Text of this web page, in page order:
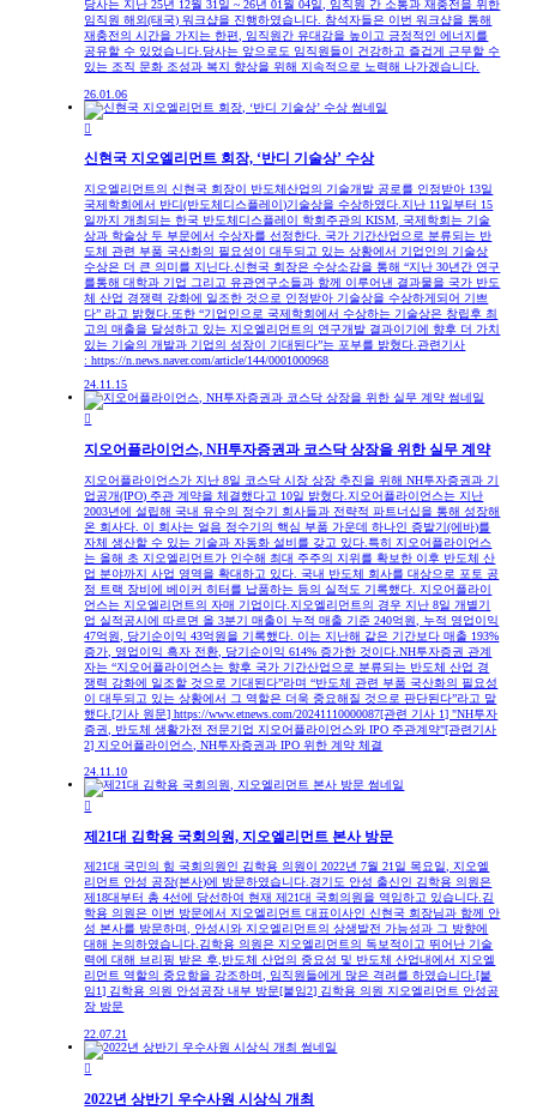
당사는 지난 25년 12월 31일 ~ 26년 01월 04일, 임직원 간 소통과 재충전을 위한
임직원 해외(태국) 워크샵을 진행하였습니다. 참석자들은 이번 워크샵을 통해
재충전의 시간을 가지는 한편, 임직원간 유대감을 높이고 긍정적인 에너지를
공유할 수 있었습니다.당사는 앞으로도 임직원들이 건강하고 즐겁게 근무할 수
있는 조직 문화 조성과 복지 향상을 위해 지속적으로 노력해 나가겠습니다.
26.01.06

신현국 지오엘리먼트 회장, ‘반디 기술상’ 수상
지오엘리먼트의 신현국 회장이 반도체산업의 기술개발 공로를 인정받아 13일
국제학회에서 반디(반도체디스플레이)기술상을 수상하였다.지난 11일부터 15
일까지 개최되는 한국 반도체디스플레이 학회주관의 KISM, 국제학회는 기술
상과 학술상 두 부문에서 수상자를 선정한다. 국가 기간산업으로 분류되는 반
도체 관련 부품 국산화의 필요성이 대두되고 있는 상황에서 기업인의 기술상
수상은 더 큰 의미를 지닌다.신현국 회장은 수상소감을 통해 “지난 30년간 연구
를통해 대학과 기업 그리고 유관연구소들과 함께 이루어낸 결과물을 국가 반도
체 산업 경쟁력 강화에 일조한 것으로 인정받아 기술상을 수상하게되어 기쁘
다” 라고 밝혔다.또한 “기업인으로 국제학회에서 수상하는 기술상은 창립후 최
고의 매출을 달성하고 있는 지오엘리먼트의 연구개발 결과이기에 향후 더 가치
있는 기술의 개발과 기업의 성장이 기대된다”는 포부를 밝혔다.관련기사
: https://n.news.naver.com/article/144/0001000968
24.11.15

지오어플라이언스, NH투자증권과 코스닥 상장을 위한 실무 계약
지오어플라이언스가 지난 8일 코스닥 시장 상장 추진을 위해 NH투자증권과 기
업공개(IPO) 주관 계약을 체결했다고 10일 밝혔다.지오어플라이언스는 지난
2003년에 설립해 국내 유수의 정수기 회사들과 전략적 파트너십을 통해 성장해
온 회사다. 이 회사는 얼음 정수기의 핵심 부품 가운데 하나인 증발기(에바)를
자체 생산할 수 있는 기술과 자동화 설비를 갖고 있다.특히 지오어플라이언스
는 올해 초 지오엘리먼트가 인수해 최대 주주의 지위를 확보한 이후 반도체 산
업 분야까지 사업 영역을 확대하고 있다. 국내 반도체 회사를 대상으로 포토 공
정 트랙 장비에 베이커 히터를 납품하는 등의 실적도 기록했다. 지오어플라이
언스는 지오엘리먼트의 자매 기업이다.지오엘리먼트의 경우 지난 8일 개별기
업 실적공시에 따르면 올 3분기 매출이 누적 매출 기준 240억원, 누적 영업이익
47억원, 당기순이익 43억원을 기록했다. 이는 지난해 같은 기간보다 매출 193%
증가, 영업이익 흑자 전환, 당기순이익 614% 증가한 것이다.NH투자증권 관계
자는 “지오어플라이언스는 향후 국가 기간산업으로 분류되는 반도체 산업 경
쟁력 강화에 일조할 것으로 기대된다”라며 “반도체 관련 부품 국산화의 필요성
이 대두되고 있는 상황에서 그 역할은 더욱 중요해질 것으로 판단된다”라고 말
했다.[기사 원문] https://www.etnews.com/20241110000087[관련 기사 1] "NH투자
증권, 반도체 생활가전 전문기업 지오어플라이언스와 IPO 주관계약"[관련기사
2] 지오어플라이언스, NH투자증권과 IPO 위한 계약 체결
24.11.10

제21대 김학용 국회의원, 지오엘리먼트 본사 방문
제21대 국민의 힘 국회의원인 김학용 의원이 2022년 7월 21일 목요일, 지오엘
리먼트 안성 공장(본사)에 방문하였습니다.경기도 안성 출신인 김학용 의원은
제18대부터 총 4선에 당선하여 현재 제21대 국회의원을 역임하고 있습니다.김
학용 의원은 이번 방문에서 지오엘리먼트 대표이사인 신현국 회장님과 함께 안
성 본사를 방문하며, 안성시와 지오엘리먼트의 상생발전 가능성과 그 방향에
대해 논의하였습니다.김학용 의원은 지오엘리먼트의 독보적이고 뛰어난 기술
력에 대해 브리핑 받은 후,반도체 산업의 중요성 및 반도체 산업내에서 지오엘
리먼트 역할의 중요함을 강조하며, 임직원들에게 많은 격려를 하였습니다.[붙
임1] 김학용 의원 안성공장 내부 방문[붙임2] 김학용 의원 지오엘리먼트 안성공
장 방문
22.07.21

2022년 상반기 우수사원 시상식 개최